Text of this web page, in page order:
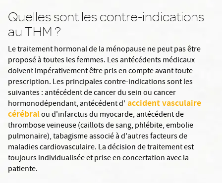
Quelles sont les contre-indications
au THM ?
Le traitement hormonal de la ménopause ne peut pas être
proposé à toutes les femmes. Les antécédents médicaux
doivent impérativement être pris en compte avant toute
prescription. Les principales contre-indications sont les
suivantes : antécédent de cancer du sein ou cancer
hormonodépendant, antécédent d' accident vasculaire
cérébralou d'infarctus du myocarde, antécédent de
thrombose veineuse (caillots de sang, phlébite, embolie
pulmonaire), tabagisme associé à d'autres facteurs de
maladies cardiovasculaire. La décision de traitement est
toujours individualisée et prise en concertation avec la
patiente.